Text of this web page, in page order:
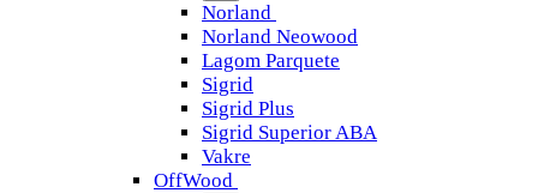
Norland
Norland Neowood
Lagom Parquete
Sigrid
Sigrid Plus
Sigrid Superior ABA
Vakre
OffWood